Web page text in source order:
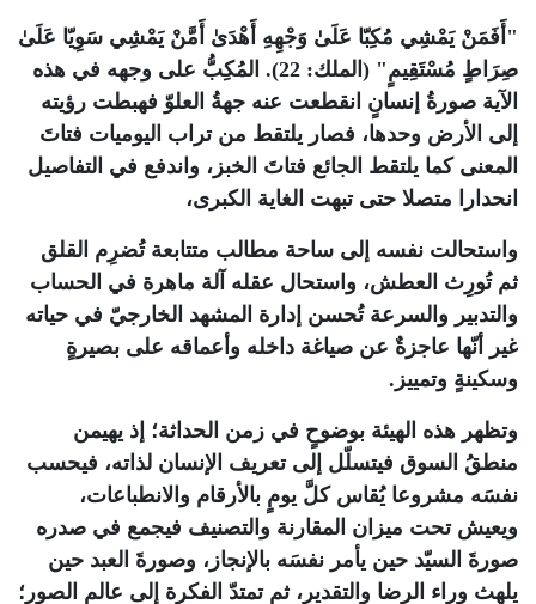
" أَفَمَنْ يَمْشِي مُكِبّا عَلَىٰ وَجْهِهِ أَهْدَىٰ أَمَّنْ يَمْشِي سَوِيّا عَلَىٰ
صِرَاطٍ مُسْتَقِيمٍ" (الملك: 22). المُكِبُّ على وجهه في هذه
الآية صورةُ إنسانٍ انقطعت عنه جهةُ العلوّ فهبطت رؤيته
إلى الأرض وحدها، فصار يلتقط من تراب اليوميات فتاتَ
المعنى كما يلتقط الجائع فتاتَ الخبز، واندفع في التفاصيل
انحدارا متصلا حتى تبهت الغاية الكبرى،
واستحالت نفسه إلى ساحة مطالب متتابعة تُضرِم القلق
ثم تُورِث العطش، واستحال عقله آلة ماهرة في الحساب
والتدبير والسرعة تُحسن إدارة المشهد الخارجيّ في حياته
غير أنّها عاجزةٌ عن صياغة داخله وأعماقه على بصيرةٍ
وسكينةٍ وتمييز .
وتظهر هذه الهيئة بوضوحٍ في زمن الحداثة؛ إذ يهيمن
منطقُ السوق فيتسلّل إلى تعريف الإنسان لذاته، فيحسب
نفسَه مشروعا يُقاس كلَّ يومٍ بالأرقام والانطباعات،
ويعيش تحت ميزان المقارنة والتصنيف فيجمع في صدره
صورةَ السيّد حين يأمر نفسَه بالإنجاز، وصورةَ العبد حين
يلهث وراء الرضا والتقدير، ثم تمتدّ الفكرة إلى عالم الصور؛